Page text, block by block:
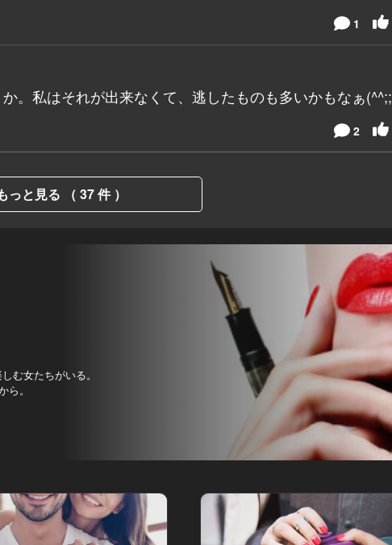
1
。私はそれが出来なくて、逃したものも多いかもなぁ(^^;;
2
っと見る （ 37 件 ）
む女たちがいる。
。